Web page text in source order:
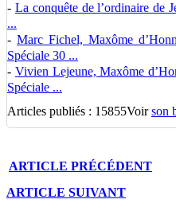
- La conquête de l’ordinaire de
...
-Marc Fichel, Maxôme
Spéciale 30 ...
- Vivien Lejeune, Maxôme
Spéciale ...
Articles publiés : 15855Voirson
ARTICLE PRÉCÉDENT
ARTICLE SUIVANT